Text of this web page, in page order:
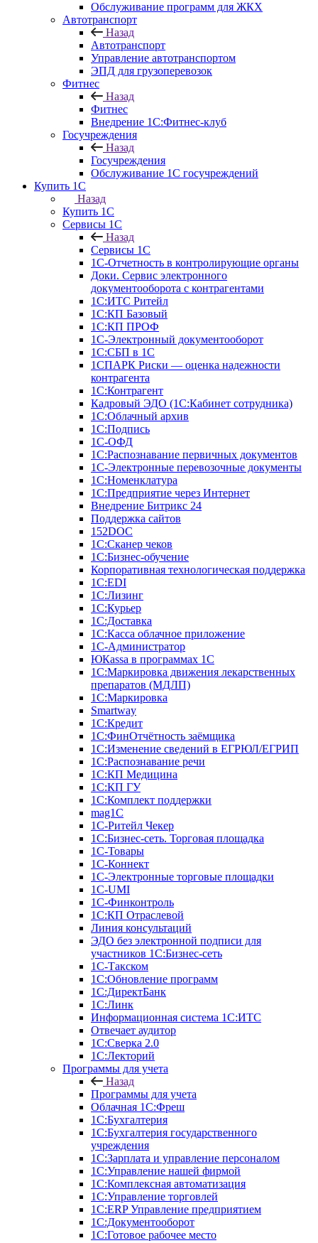
Обслуживание программ для ЖКХ
Автотранспорт
Назад
Автотранспорт
Управление автотранспортом
ЭПД для грузоперевозок
Фитнес
Назад
Фитнес
Внедрение 1С:Фитнес-клуб
Госучреждения
Назад
Госучреждения
Обслуживание 1С госучреждений
Купить 1С
Назад
Купить 1С
Сервисы 1С
Назад
Сервисы 1С
1С-Отчетность в контролирующие органы
Доки. Сервис электронного
документооборота с контрагентами
1С:ИТС Ритейл
1С:КП Базовый
1С:КП ПРОФ
1С-Электронный документооборот
1С:СБП в 1С
1СПАРК Риски — оценка надежности
контрагента
1С:Контрагент
Кадровый ЭДО (1С:Кабинет сотрудника)
1С:Облачный архив
1С:Подпись
1С-ОФД
1С:Распознавание первичных документов
1С-Электронные перевозочные документы
1С:Номенклатура
1С:Предприятие через Интернет
Внедрение Битрикс 24
Поддержка сайтов
152DOC
1С:Сканер чеков
1С:Бизнес-обучение
Корпоративная технологическая поддержка
1С:ЕDI
1С:Лизинг
1С:Курьер
1С:Доставка
1С:Касса облачное приложение
1С-Администратор
ЮКаssа в программах 1С
1С:Маркировка движения лекарственных
препаратов (МДЛП)
1С:Маркировка
Smartway
1С:Кредит
1С:ФинОтчётность заёмщика
1С:Изменение сведений в ЕГРЮЛ/ЕГРИП
1С:Распознавание речи
1С:КП Медицина
1С:КП ГУ
1С:Комплект поддержки
mag1C
1С-Ритейл Чекер
1С:Бизнес-сеть. Торговая площадка
1С-Товары
1С-Коннект
1С-Электронные торговые площадки
1C-UMI
1С-Финконтроль
1С:КП Отраслевой
Линия консультаций
ЭДО без электронной подписи для
участников 1С:Бизнес-сеть
1С-Такском
1С:Обновление программ
1С:ДиректБанк
1С:Линк
Информационная система 1С:ИТС
Отвечает аудитор
1С:Сверка 2.0
1С:Лекторий
Программы для учета
Назад
Программы для учета
Облачная 1С:Фреш
1С:Бухгалтерия
1С:Бухгалтерия государственного
учреждения
1С:Зарплата и управление персоналом
1С:Управление нашей фирмой
1С:Комплексная автоматизация
1С:Управление торговлей
1С:ERP Управление предприятием
1С:Документооборот
1C:Готовое рабочее место